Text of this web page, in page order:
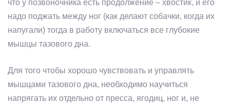
что у позвоночника есть продолжение – хвостик, и его
надо поджать между ног (как делают собачки, когда их
напугали) тогда в работу включаться все глубокие
мышцы тазового дна.
Для того чтобы хорошо чувствовать и управлять
мышцами тазового дна, необходимо научиться
напрягать их отдельно от пресса, ягодиц, ног и, не